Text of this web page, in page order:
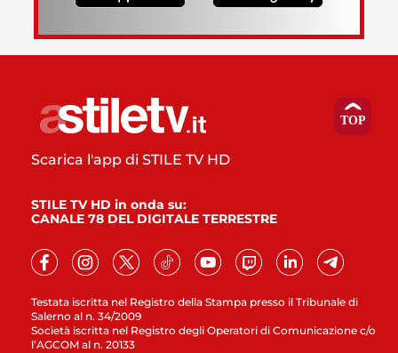
Testata iscritta nel Registro della Stampa presso il Tribunale di
Salerno al n. 34/2009
Società iscritta nel Registro degli Operatori di Comunicazione c/o
l’AGCOM al n. 20133
Scarica l'app di STILE TV HD
STILE TV HD in onda su:
CANALE 78 DEL DIGITALE TERRESTRE